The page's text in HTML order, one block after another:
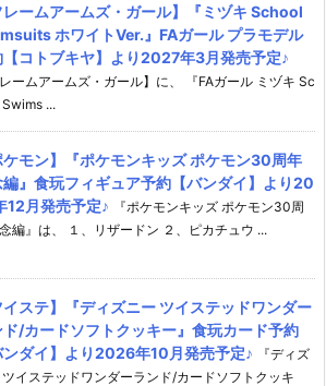
レームアームズ・ガール】『ミヅキ School
ホワイトVer.』FAガール プラモデル
【コトブキヤ】より2027年3月発売予定♪
レームアームズ・ガール】に、 『FAガール ミヅキ Sc
...
ケモン】『ポケモンキッズ ポケモン30周年
編』食玩フィギュア予約【バンダイ】より20
12月発売予定♪
『ポケモンキッズ ポケモン30周
編』は、 １、リザードン ２、ピカチュウ ...
イステ】『ディズニー ツイステッドワンダー
ド/カードソフトクッキー』食玩カード予約
ンダイ】より2026年10月発売予定♪
『ディズ
ツイステッドワンダーランド/カードソフトクッキ